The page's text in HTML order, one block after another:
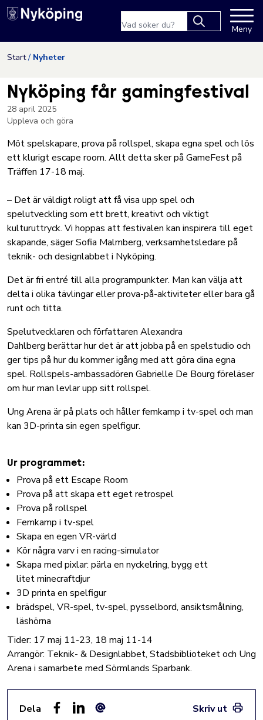
Nyköpings kommuns
Meny
Start Nyheter
Nyköping får gamingfestival
28 april 2025
Uppleva och göra
Möt spelskapare, prova på rollspel, skapa egna spel och lös
ett klurigt escape room. Allt detta sker på GameFest på
Träffen 17-18 maj.
– Det är väldigt roligt att få visa upp spel och
spelutveckling som ett brett, kreativt och viktigt
kulturuttryck. Vi hoppas att festivalen kan inspirera till eget
skapande, säger Sofia Malmberg, verksamhetsledare på
teknik- och designlabbet i Nyköping.
Det är fri entré till alla programpunkter. Man kan välja att
delta i olika tävlingar eller prova-på-aktiviteter eller bara gå
runt och titta.
Spelutvecklaren och författaren Alexandra
Dahlberg berättar hur det är att jobba på en spelstudio och
ger tips på hur du kommer igång med att göra dina egna
spel. Rollspels-ambassadören Gabrielle De Bourg föreläser
om hur man levlar upp sitt rollspel.
Ung Arena är på plats och håller femkamp i tv-spel och man
kan 3D-printa sin egen spelfigur.
Ur programmet:
Prova på ett Escape Room
Prova på att skapa ett eget retrospel
Prova på rollspel
Femkamp i tv-spel
Skapa en egen VR-värld
Kör några varv i en racing-simulator
Skapa med pixlar: pärla en nyckelring, bygg ett
litet minecraftdjur
3D printa en spelfigur
brädspel, VR-spel, tv-spel, pysselbord, ansiktsmålning,
läshörna
Tider: 17 maj 11-23, 18 maj 11-14
Arrangör: Teknik- & Designlabbet, Stadsbiblioteket och Ung
Arena i samarbete med Sörmlands Sparbank.
Dela
Skriv ut